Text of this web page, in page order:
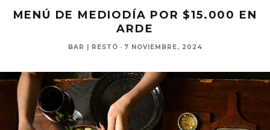
MENÚ DE MEDIODÍA POR $15.000 EN
ARDE
BAR | RESTÓ · 7 NOVIEMBRE, 2024